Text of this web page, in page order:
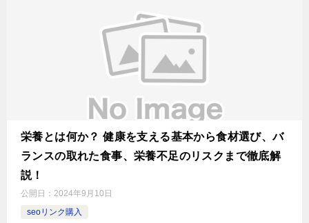
栄養とは何か？ 健康を支える基本から食材選び、バ
ランスの取れた食事、栄養不足のリスクまで徹底解
説！
公開日： 2024年9月10日
seoリンク購入